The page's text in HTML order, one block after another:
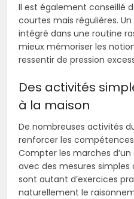
Il est également conseillé
courtes mais régulières.
intégré dans une routine
mieux mémoriser les
ressentir de pression
Des activités
à la maison
De nombreuses activités
renforcer les
Compter les marches d’un
avec des mesures
sont autant d’exercices
naturellement le